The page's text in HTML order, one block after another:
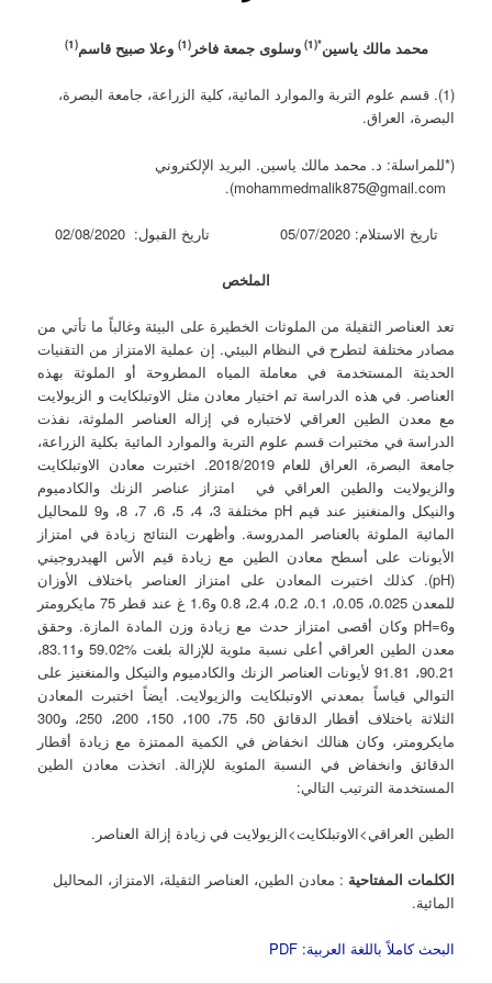
محمد مالك ياسين*(1) وسلوى جمعة فاخر(1) وعلا صبيح قاسم(1)
(1). قسم علوم التربة والموارد المائية، كلية الزراعة، جامعة البصرة،
البصرة، العراق.
(*للمراسلة: د. محمد مالك ياسين. البريد الإلكتروني
تاريخ الاستلام: 05/07/2020 تاريخ القبول: 02/08/2020
الملخص
تعد العناصر الثقيلة من الملوثات الخطيرة على البيئة وغالباً ما تأتي من
مصادر مختلفة لتطرح في النظام البيئي. إن عملية الامتزاز من التقنيات
الحديثة المستخدمة في معاملة المياه المطروحة أو الملوثة بهذه
العناصر. في هذه الدراسة تم اختيار معادن مثل الاوتبلكايت و الزيولايت
مع معدن الطين العراقي لاختباره في إزاله العناصر الملوثة، نفذت
الدراسة في مختبرات قسم علوم التربة والموارد المائية بكلية الزراعة،
جامعة البصرة، العراق للعام 2018/2019. اختبرت معادن الاوتبلكايت
والزيولايت والطين العراقي في امتزاز عناصر الزنك والكادميوم
والنيكل والمنغنيز عند قيم pH مختلفة 3، 4، 5، 6، 7، 8، و9 للمحاليل
المائية الملوثة بالعناصر المدروسة. وأظهرت النتائج زيادة في امتزاز
الأيونات‏‏ على أسطح معادن الطين مع زيادة قيم الأس الهيدروجيني
(pH). كذلك اختبرت المعادن على امتزاز العناصر باختلاف الأوزان‏‏
للمعدن 0.025، 0.05، 0.1، 0.2، 2.4، 0.8 و1.6 غ عند قطر 75 مايكرومتر
وpH=6 وكان أقصى امتزاز حدث مع زيادة وزن المادة المازة. وحقق
معدن الطين العراقي أعلى نسبة مئوية للإزالة‏ بلغت %59.02 و83.11،
90.21، 91.81 لأيونات‏ العناصر الزنك والكادميوم والنيكل والمنغنيز على
التوالي قياساً بمعدني الاوتبلكايت والزيولايت. أيضاً اختبرت المعادن
الثلاثة باختلاف أقطار الدقائق 50، 75، 100، 150، 200، 250، و300
مايكرومتر، وكان هنالك انخفاض في الكمية الممتزة مع زيادة أقطار
الدقائق وانخفاض في النسبة المئوية للإزالة‏. اتخذت معادن الطين
المستخدمة الترتيب التالي:
الطين العراقي>الاوتبلكايت>الزيولايت في زيادة إزالة‏ العناصر.
الكلمات المفتاحية : معادن الطين، العناصر الثقيلة، الامتزاز، المحاليل
المائية.
البحث كاملاً باللغة العربية: PDF